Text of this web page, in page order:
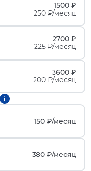
1500 ₽
250 ₽/месяц
2700 ₽
225 ₽/месяц
3600 ₽
200 ₽/месяц
150 ₽/месяц
380 ₽/месяц